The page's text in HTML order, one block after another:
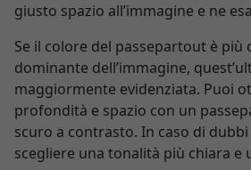
giusto spazio all’immagine e ne
Se il colore del passepartout è più
dominante dell’immagine,
maggiormente evidenziata. Puoi
profondità e spazio con un
scuro a contrasto. In caso di
scegliere una tonalità più chiara e